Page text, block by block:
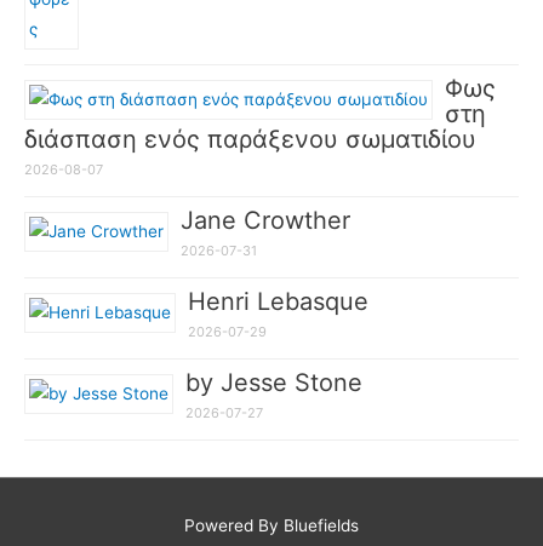
Φως
στη
διάσπαση ενός παράξενου σωματιδίου
2026-08-07
Jane Crowther
2026-07-31
Henri Lebasque
2026-07-29
by Jesse Stone
2026-07-27
Powered By Bluefields